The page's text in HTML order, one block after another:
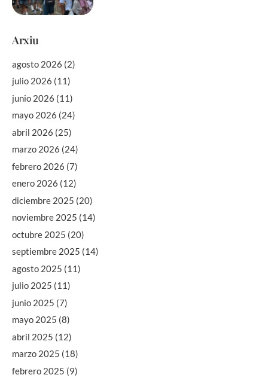
Arxiu
agosto 2026 (2)
julio 2026 (11)
junio 2026 (11)
mayo 2026 (24)
abril 2026 (25)
marzo 2026 (24)
febrero 2026 (7)
enero 2026 (12)
diciembre 2025 (20)
noviembre 2025 (14)
octubre 2025 (20)
septiembre 2025 (14)
agosto 2025 (11)
julio 2025 (11)
junio 2025 (7)
mayo 2025 (8)
abril 2025 (12)
marzo 2025 (18)
febrero 2025 (9)